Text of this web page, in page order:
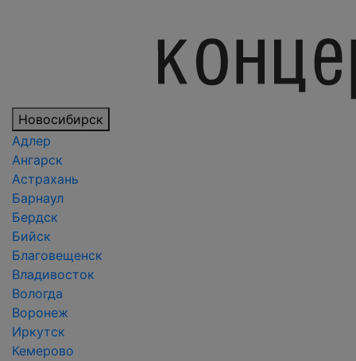
Новосибирск
Адлер
Ангарск
Астрахань
Барнаул
Бердск
Бийск
Благовещенск
Владивосток
Вологда
Воронеж
Иркутск
Кемерово